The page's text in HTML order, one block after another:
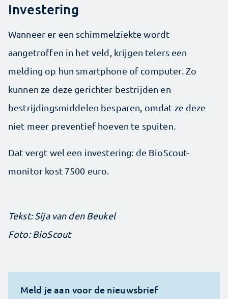
Investering
Wanneer er een schimmelziekte wordt
aangetroffen in het veld, krijgen telers een
melding op hun smartphone of computer. Zo
kunnen ze deze gerichter bestrijden en
bestrijdingsmiddelen besparen, omdat ze deze
niet meer preventief hoeven te spuiten.
Dat vergt wel een investering: de BioScout-
monitor kost 7500 euro.
Tekst: Sija van den Beukel
Foto: BioScout
Meld je aan voor de nieuwsbrief